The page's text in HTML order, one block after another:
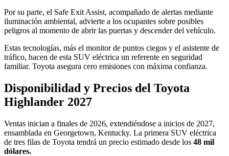
Por su parte, el Safe Exit Assist, acompañado de alertas mediante
iluminación ambiental, advierte a los ocupantes sobre posibles
peligros al momento de abrir las puertas y descender del vehículo.
Estas tecnologías, más el monitor de puntos ciegos y el asistente de
tráfico, hacen de esta SUV eléctrica un referente en seguridad
familiar. Toyota asegura cero emisiones con máxima confianza.
Disponibilidad y Precios del Toyota
Highlander 2027
Ventas inician a finales de 2026, extendiéndose a inicios de 2027,
ensamblada en Georgetown, Kentucky. La primera SUV eléctrica
de tres filas de Toyota tendrá un precio estimado desde los 48 mil
dólares.